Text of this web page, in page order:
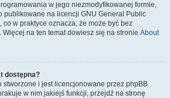
w jego niezmodyfikowanej formie,
publikowane na licencji GNU General Public
co w praktyce oznacza, że może być bez
na ten temat dowiesz się na stronie About
dostępna?
stworzone i jest licencjonowane przez phpBB
w nim jakiejś funkcji, przejdź na stronę